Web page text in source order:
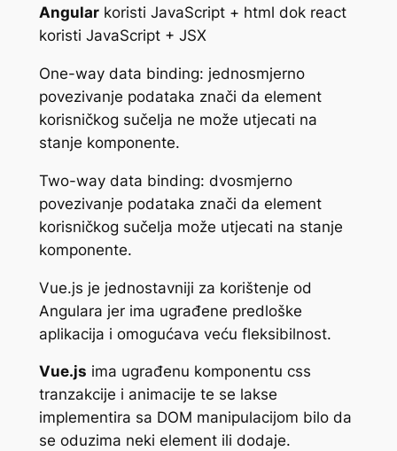
Angularkoristi JavaScript + html dok react
koristi JavaScript + JSX
One-way data binding: jednosmjerno
povezivanje podataka znači da element
korisničkog sučelja ne može utjecati na
stanje komponente.
Two-way data binding: dvosmjerno
povezivanje podataka znači da element
korisničkog sučelja može utjecati na stanje
komponente.
Vue.js je jednostavniji za korištenje od
Angulara jer ima ugrađene predloške
aplikacija i omogućava veću fleksibilnost.
Vue.js ima ugrađenu komponentu css
tranzakcije i animacije te se lakse
implementira sa DOM manipulacijom bilo da
se oduzima neki element ili dodaje.